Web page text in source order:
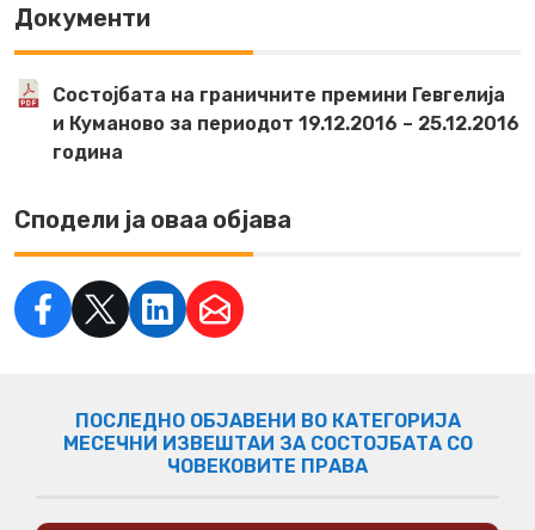
Документи
Состојбата на граничните премини Гевгелија
и Куманово за периодот 19.12.2016 – 25.12.2016
година
Сподели ја оваа објава
ПОСЛЕДНО ОБЈАВЕНИ ВО КАТЕГОРИЈА
МЕСЕЧНИ ИЗВЕШТАИ ЗА СОСТОЈБАТА СО
ЧОВЕКОВИТЕ ПРАВА